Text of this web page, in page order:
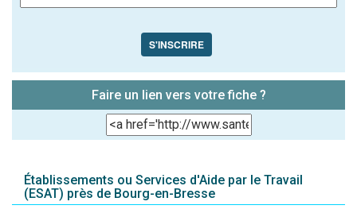
S'INSCRIRE
Faire un lien vers votre fiche ?
Établissements ou Services d'Aide par le Travail
(ESAT) près de Bourg-en-Bresse